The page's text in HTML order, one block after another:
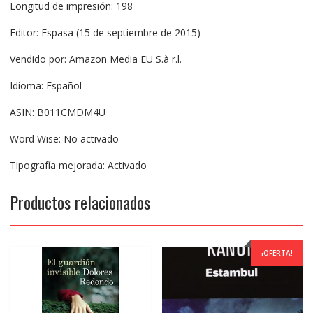
Longitud de impresión: 198
Editor: Espasa (15 de septiembre de 2015)
Vendido por: Amazon Media EU S.à r.l.
Idioma: Español
ASIN: B011CMDM4U
Word Wise: No activado
Tipografía mejorada: Activado
Productos relacionados
¡OFERTA!